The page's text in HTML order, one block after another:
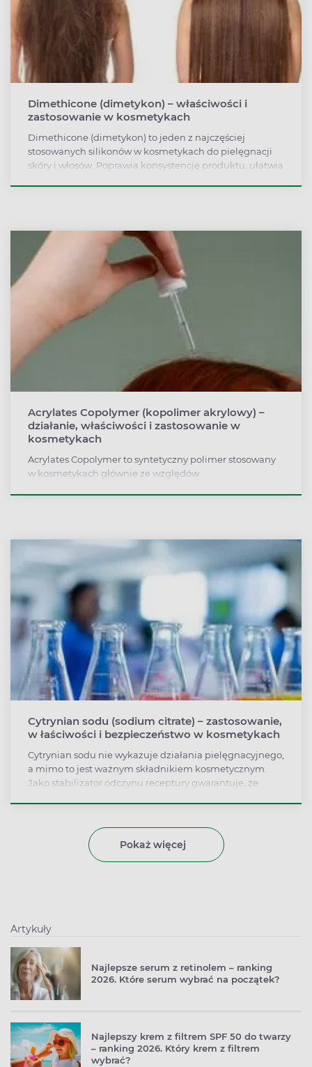
Dimethicone (dimetykon) – właściwości i
zastosowanie w kosmetykach
Dimethicone (dimetykon) to jeden z najczęściej
stosowanych silikonów w kosmetykach do pielęgnacji
skóry i włosów. Poprawia konsystencję produktu, ułatwia
Acrylates Copolymer (kopolimer akrylowy) –
działanie, właściwości i zastosowanie w
kosmetykach
Acrylates Copolymer to syntetyczny polimer stosowany
w kosmetykach głównie ze względów
kosmetykach.
Cytrynian sodu (sodium citrate) – zastosowanie,
w łaściwości i bezpieczeństwo w kosmetykach
Cytrynian sodu nie wykazuje działania pielęgnacyjnego,
a mimo to jest ważnym składnikiem kosmetycznym.
Jako stabilizator odczynu receptury gwarantuje, że
Pokaż więcej
Artykuły
Najlepsze serum z retinolem – ranking
2026. Które serum wybrać na początek?
Najlepszy krem z filtrem SPF 50 do twarzy
– ranking 2026. Który krem z filtrem
wybrać?